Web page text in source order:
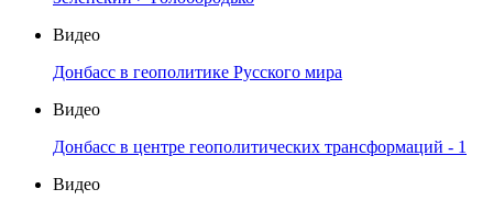
Видео
Донбасс в геополитике Русского мира
Видео
Донбасс в центре геополитических трансформаций - 1
Видео